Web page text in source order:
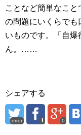
ことなど簡単なこ
の問題にいくらでも
いものです。「自
ん。……
シェアする
error 0